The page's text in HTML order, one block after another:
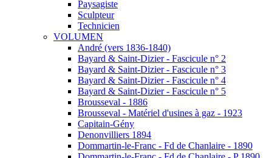
Paysagiste
Sculpteur
Technicien
VOLUMEN
André (vers 1836-1840)
Bayard & Saint-Dizier - Fascicule n° 2
Bayard & Saint-Dizier - Fascicule n° 3
Bayard & Saint-Dizier - Fascicule n° 4
Bayard & Saint-Dizier - Fascicule n° 5
Brousseval - 1886
Brousseval - Matériel d'usines à gaz - 1923
Capitain-Gény
Denonvilliers 1894
Dommartin-le-Franc - Fd de Chanlaire - 1890